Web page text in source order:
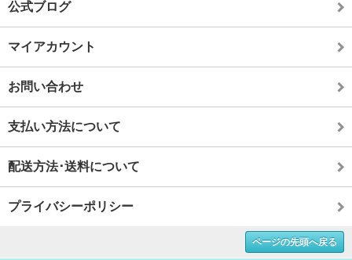
公式ブログ
マイアカウント
お問い合わせ
支払い方法について
配送方法･送料について
プライバシーポリシー
ページの先頭へ戻る